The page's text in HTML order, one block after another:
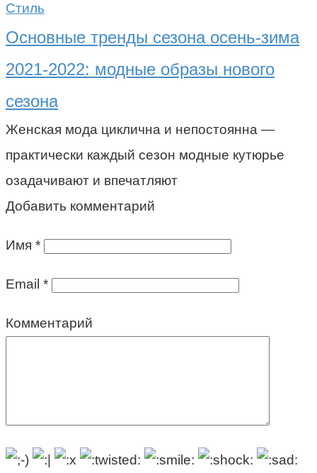
Стиль
Основные тренды сезона осень-зима
2021-2022: модные образы нового
сезона
Женская мода циклична и непостоянна —
практически каждый сезон модные кутюрье
озадачивают и впечатляют
Добавить комментарий
Имя *
Email *
Комментарий